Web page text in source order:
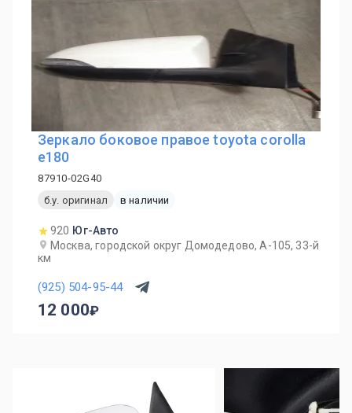
Зеркало боковое правое toyota corolla
e180
87910-02G40
б.у. оригинал
в наличии
920 Юг-Авто
Москва, городской округ Домодедово, А-105, 33-й
км
(925) 504-95-44
12 000